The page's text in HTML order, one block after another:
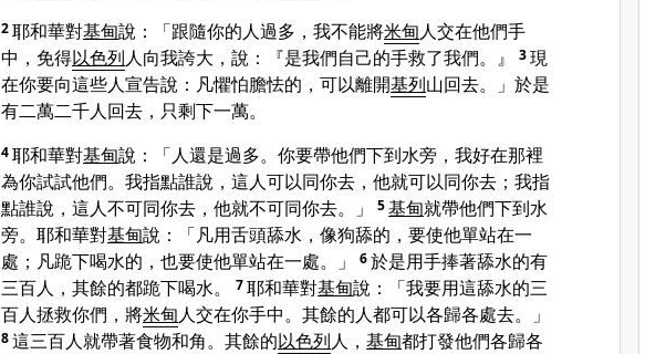
2耶和華對基甸說：「跟隨你的人過多，我不能將米甸人交在他們手
中，免得以色列人向我誇大，說：『是我們自己的手救了我們。』 3現
在你要向這些人宣告說：凡懼怕膽怯的，可以離開基列山回去。」於是
有二萬二千人回去，只剩下一萬。
4耶和華對基甸說：「人還是過多。你要帶他們下到水旁，我好在那裡
為你試試他們。我指點誰說，這人可以同你去，他就可以同你去；我指
點誰說，這人不可同你去，他就不可同你去。」
5基甸就帶他們下到水
旁。耶和華對基甸說：「凡用舌頭舔水，像狗舔的，要使他單站在一
處；凡跪下喝水的，也要使他單站在一處。」
6於是用手捧著舔水的有
三百人，其餘的都跪下喝水。
7耶和華對基甸說：「我要用這舔水的三
百人拯救你們，將米甸人交在你手中。其餘的人都可以各歸各處去。」
8這三百人就帶著食物和角。其餘的以色列人， 基甸都打發他們各歸各